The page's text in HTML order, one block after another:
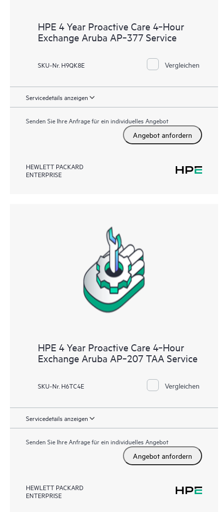
HPE 4 Year Proactive Care 4‑Hour
Exchange Aruba AP‑377 Service
SKU-Nr. H9QK8E Vergleichen
Servicedetails anzeigen
Senden Sie Ihre Anfrage für ein individuelles Angebot
Angebot anfordern
HEWLETT PACKARD
ENTERPRISE
HPE 4 Year Proactive Care 4‑Hour
Exchange Aruba AP‑207 TAA Service
SKU-Nr. H6TC4E Vergleichen
Servicedetails anzeigen
Senden Sie Ihre Anfrage für ein individuelles Angebot
Angebot anfordern
HEWLETT PACKARD
ENTERPRISE